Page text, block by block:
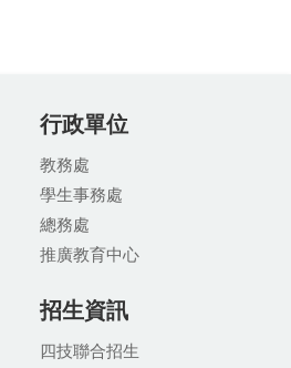
行政單位
教務處
學生事務處
總務處
推廣教育中心
招生資訊
四技聯合招生